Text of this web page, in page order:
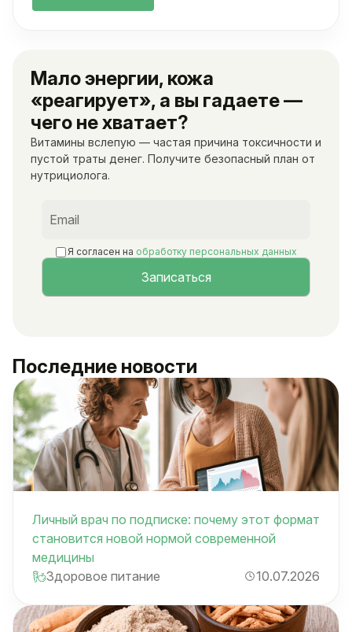
Мало энергии, кожа
«реагирует», а вы гадаете —
чего не хватает?
Витамины вслепую — частая причина токсичности и
пустой траты денег. Получите безопасный план от
нутрициолога.
Я согласен на обработку персональных данных
Последние новости
Личный врач по подписке: почему этот формат
становится новой нормой современной
медицины
Здоровое питание
10.07.2026